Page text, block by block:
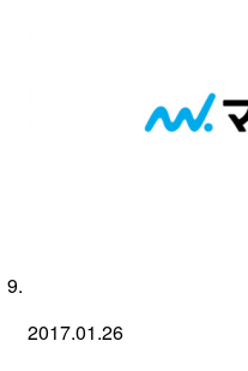
2017.01.26